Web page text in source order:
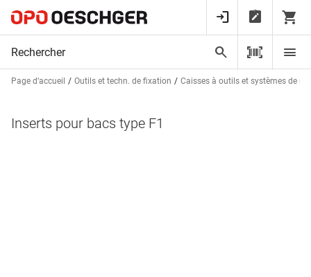
Page d’accueil Outils et techn. de fixation Caisses à outils et systèmes de
Inserts pour bacs type F1